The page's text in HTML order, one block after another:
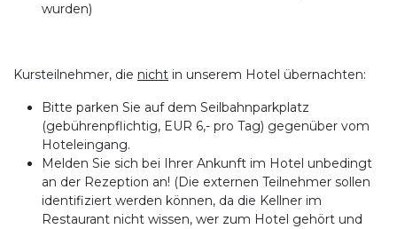
wurden)
Kursteilnehmer, die nicht in unserem Hotel übernachten:
Bitte parken Sie auf dem Seilbahnparkplatz
(gebührenpflichtig, EUR 6,- pro Tag) gegenüber vom
Hoteleingang.
Melden Sie sich bei Ihrer Ankunft im Hotel unbedingt
an der Rezeption an! (Die externen Teilnehmer sollen
identifiziert werden können, da die Kellner im
Restaurant nicht wissen, wer zum Hotel gehört und